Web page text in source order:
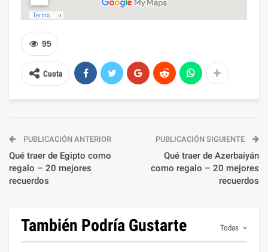
95
Cuota
PUBLICACIÓN ANTERIOR
Qué traer de Egipto como
regalo – 20 mejores
recuerdos
PUBLICACIÓN SIGUIENTE
Qué traer de Azerbaiyán
como regalo – 20 mejores
recuerdos
Todas
También Podría Gustarte